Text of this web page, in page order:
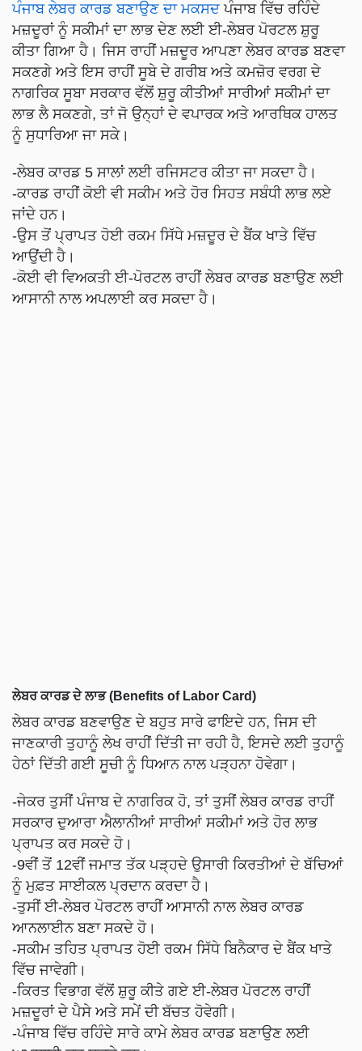
ਪੰਜਾਬ ਲੇਬਰ ਕਾਰਡ ਬਣਾਉਣ ਦਾ ਮਕਸਦਪੰਜਾਬ ਵਿੱਚ ਰਹਿੰਦੇ
ਮਜ਼ਦੂਰਾਂ ਨੂੰ ਸਕੀਮਾਂ ਦਾ ਲਾਭ ਦੇਣ ਲਈ ਈ-ਲੇਬਰ ਪੋਰਟਲ ਸ਼ੁਰੂ
ਕੀਤਾ ਗਿਆ ਹੈ। ਜਿਸ ਰਾਹੀਂ ਮਜ਼ਦੂਰ ਆਪਣਾ ਲੇਬਰ ਕਾਰਡ ਬਣਵਾ
ਸਕਣਗੇ ਅਤੇ ਇਸ ਰਾਹੀਂ ਸੂਬੇ ਦੇ ਗਰੀਬ ਅਤੇ ਕਮਜ਼ੋਰ ਵਰਗ ਦੇ
ਨਾਗਰਿਕ ਸੂਬਾ ਸਰਕਾਰ ਵੱਲੋਂ ਸ਼ੁਰੂ ਕੀਤੀਆਂ ਸਾਰੀਆਂ ਸਕੀਮਾਂ ਦਾ
ਲਾਭ ਲੈ ਸਕਣਗੇ, ਤਾਂ ਜੋ ਉਨ੍ਹਾਂ ਦੇ ਵਪਾਰਕ ਅਤੇ ਆਰਥਿਕ ਹਾਲਤ
ਨੂੰ ਸੁਧਾਰਿਆ ਜਾ ਸਕੇ।
-ਲੇਬਰ ਕਾਰਡ 5 ਸਾਲਾਂ ਲਈ ਰਜਿਸਟਰ ਕੀਤਾ ਜਾ ਸਕਦਾ ਹੈ।
-ਕਾਰਡ ਰਾਹੀਂ ਕੋਈ ਵੀ ਸਕੀਮ ਅਤੇ ਹੋਰ ਸਿਹਤ ਸਬੰਧੀ ਲਾਭ ਲਏ
ਜਾਂਦੇ ਹਨ।
-ਉਸ ਤੋਂ ਪ੍ਰਾਪਤ ਹੋਈ ਰਕਮ ਸਿੱਧੇ ਮਜ਼ਦੂਰ ਦੇ ਬੈਂਕ ਖਾਤੇ ਵਿੱਚ
ਆਉਂਦੀ ਹੈ।
-ਕੋਈ ਵੀ ਵਿਅਕਤੀ ਈ-ਪੋਰਟਲ ਰਾਹੀਂ ਲੇਬਰ ਕਾਰਡ ਬਣਾਉਣ ਲਈ
ਆਸਾਨੀ ਨਾਲ ਅਪਲਾਈ ਕਰ ਸਕਦਾ ਹੈ।
ਲੇਬਰ ਕਾਰਡ ਦੇ ਲਾਭ (Benefits of Labor Card)
ਲੇਬਰ ਕਾਰਡ ਬਣਵਾਉਣ ਦੇ ਬਹੁਤ ਸਾਰੇ ਫਾਇਦੇ ਹਨ, ਜਿਸ ਦੀ
ਜਾਣਕਾਰੀ ਤੁਹਾਨੂੰ ਲੇਖ ਰਾਹੀਂ ਦਿੱਤੀ ਜਾ ਰਹੀ ਹੈ, ਇਸਦੇ ਲਈ ਤੁਹਾਨੂੰ
ਹੇਠਾਂ ਦਿੱਤੀ ਗਈ ਸੂਚੀ ਨੂੰ ਧਿਆਨ ਨਾਲ ਪੜ੍ਹਨਾ ਹੋਵੇਗਾ।
-ਜੇਕਰ ਤੁਸੀਂ ਪੰਜਾਬ ਦੇ ਨਾਗਰਿਕ ਹੋ, ਤਾਂ ਤੁਸੀਂ ਲੇਬਰ ਕਾਰਡ ਰਾਹੀਂ
ਸਰਕਾਰ ਦੁਆਰਾ ਐਲਾਨੀਆਂ ਸਾਰੀਆਂ ਸਕੀਮਾਂ ਅਤੇ ਹੋਰ ਲਾਭ
ਪ੍ਰਾਪਤ ਕਰ ਸਕਦੇ ਹੋ।
-9ਵੀਂ ਤੋਂ 12ਵੀਂ ਜਮਾਤ ਤੱਕ ਪੜ੍ਹਦੇ ਉਸਾਰੀ ਕਿਰਤੀਆਂ ਦੇ ਬੱਚਿਆਂ
ਨੂੰ ਮੁਫ਼ਤ ਸਾਈਕਲ ਪ੍ਰਦਾਨ ਕਰਦਾ ਹੈ।
-ਤੁਸੀਂ ਈ-ਲੇਬਰ ਪੋਰਟਲ ਰਾਹੀਂ ਆਸਾਨੀ ਨਾਲ ਲੇਬਰ ਕਾਰਡ
ਆਨਲਾਈਨ ਬਣਾ ਸਕਦੇ ਹੋ।
-ਸਕੀਮ ਤਹਿਤ ਪ੍ਰਾਪਤ ਹੋਈ ਰਕਮ ਸਿੱਧੇ ਬਿਨੈਕਾਰ ਦੇ ਬੈਂਕ ਖਾਤੇ
ਵਿੱਚ ਜਾਵੇਗੀ।
-ਕਿਰਤ ਵਿਭਾਗ ਵੱਲੋਂ ਸ਼ੁਰੂ ਕੀਤੇ ਗਏ ਈ-ਲੇਬਰ ਪੋਰਟਲ ਰਾਹੀਂ
ਮਜ਼ਦੂਰਾਂ ਦੇ ਪੈਸੇ ਅਤੇ ਸਮੇਂ ਦੀ ਬੱਚਤ ਹੋਵੇਗੀ।
-ਪੰਜਾਬ ਵਿੱਚ ਰਹਿੰਦੇ ਸਾਰੇ ਕਾਮੇ ਲੇਬਰ ਕਾਰਡ ਬਣਾਉਣ ਲਈ